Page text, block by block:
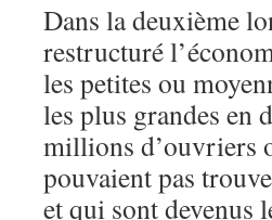
Dans la deuxième
restructuré
les petites ou
les plus grandes en
millions d’ouvriers
pouvaient pas
et qui sont devenus